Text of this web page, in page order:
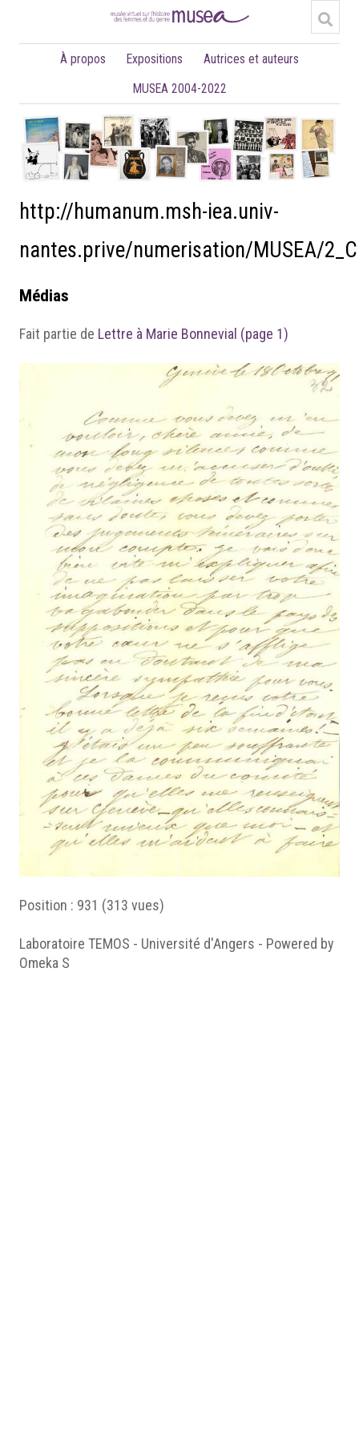
À propos Expositions
Autrices et auteurs
MUSEA 2004-2022
http://humanum.msh-iea.univ-
nantes.prive/numerisation/MUSEA/
Médias
Fait partie de Lettre à Marie Bonnevial (page 1)
Position : 931 (313 vues)
Laboratoire TEMOS - Université d'Angers - Powered by
Omeka S